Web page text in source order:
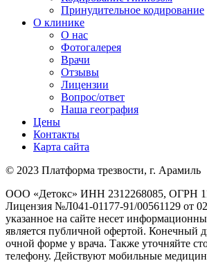
Принудительное кодирование
О клинике
О нас
Фотогалерея
Врачи
Отзывы
Лицензии
Вопрос/ответ
Наша география
Цены
Контакты
Карта сайта
© 2023 Платформа трезвости, г. Арамиль
ООО «Детокс» ИНН 2312268085, ОГРН
Лицензия №Л041-01177-91/00561129 от
указанное на сайте несет
является публичной офертой. Конечный
очной форме у врача. Также уточняйте
телефону. Действуют мобильные